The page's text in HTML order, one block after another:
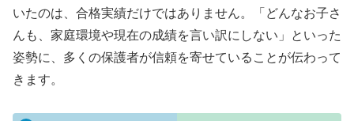
いたのは、合格実績だけではありません。「どんなお子さ
んも、家庭環境や現在の成績を言い訳にしない」といった
姿勢に、多くの保護者が信頼を寄せていることが伝わって
きます。